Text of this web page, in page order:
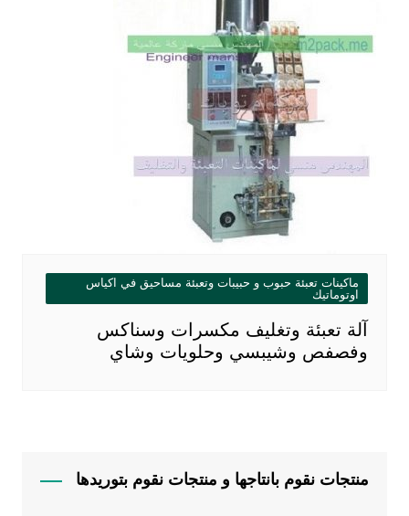
ماكينات تعبئة حبوب و حبيبات وتعبئة مساحيق في اكياس
اوتوماتيك
آلة تعبئة وتغليف مكسرات وسناكس
وفصفص وشيبسي وحلويات وشاي
منتجات نقوم بانتاجها و منتجات نقوم بتوريدها